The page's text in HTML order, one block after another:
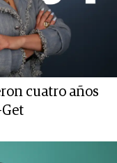
cuatro años